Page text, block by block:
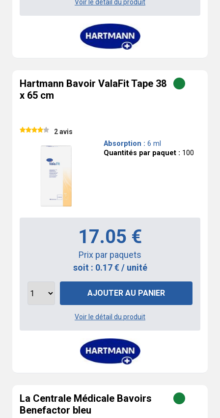
Voir le détail du produit
Hartmann Bavoir ValaFit Tape 38
x 65 cm
2 avis
Absorption : 6 ml
Quantités par paquet : 100
17.05 €
Prix par paquets
soit : 0.17 € / unité
AJOUTER AU PANIER
Voir le détail du produit
La Centrale Médicale Bavoirs
Benefactor bleu